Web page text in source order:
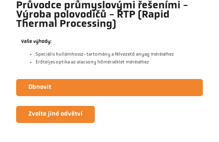
Průvodce průmyslovými řešeními -
Výroba polovodičů - RTP (Rapid
Thermal Processing)
Vaše výhody:
Speciális hullámhossz-tartomány a félvezető anyag méréséhez
Erőteljes optika az alacsony hőmérséklet méréséhez
Obnovit
Zvolte jiné odvětví